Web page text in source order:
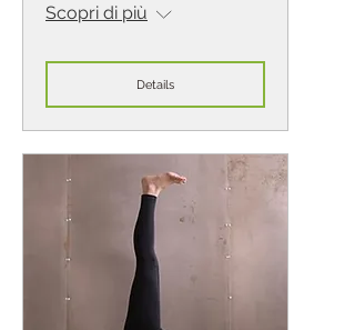
Scopri di più
Details